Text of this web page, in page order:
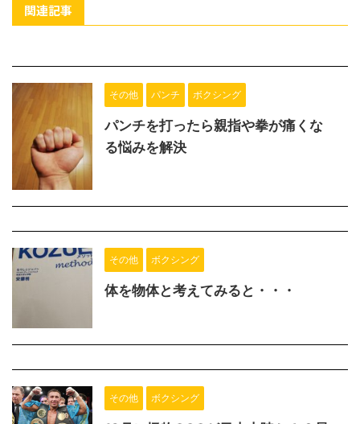
関連記事
その他 パンチ ボクシング
パンチを打ったら親指や拳が痛くな
る悩みを解決
その他 ボクシング
体を物体と考えてみると・・・
その他 ボクシング